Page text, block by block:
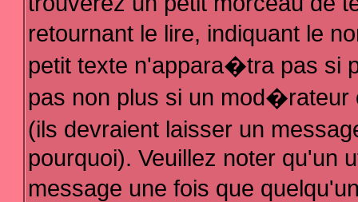
retournant le lire, indiquant le
petit texte n'appara�tra pas si
pas non plus si un
(ils devraient laisser un
pourquoi). Veuillez noter qu'un
message une fois que